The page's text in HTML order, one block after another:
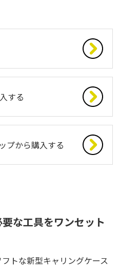
する
プから購入する
な工具をワンセット
トな新型キャリングケース